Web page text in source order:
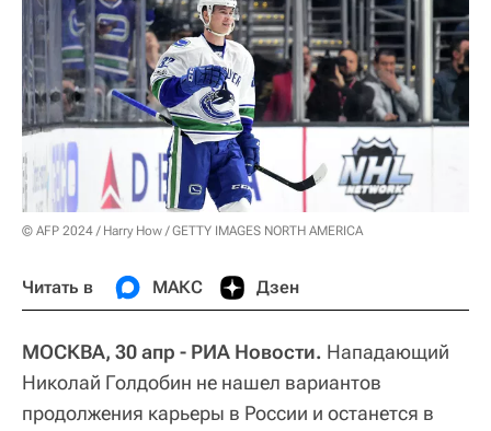
© AFP 2024 / Harry How / GETTY IMAGES NORTH AMERICA
Читать в МАКС Дзен
МОСКВА, 30 апр - РИА Новости. Нападающий
Николай Голдобин не нашел вариантов
продолжения карьеры в России и останется в